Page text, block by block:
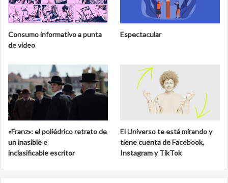
Consumo informativo a punta
de video
Espectacular
«Franz»: el poliédrico retrato de
un inasible e
inclasificable escritor
El Universo te está mirando y
tiene cuenta de Facebook,
Instagram y TikTok